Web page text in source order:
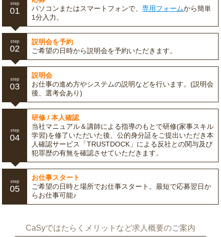
step
01
パソコンまたはスマートフォンで、専用フォームから簡単
1分入力。
step
02
説明会を予約
ご希望の日時から説明会を予約いただきます。
step
03
説明会
お仕事の進め方やシステムの説明などを行います。(説明会
後、選考会あり)
step
04
研修 / 本人確認
当社マニュアル＆講師による指導のもとで研修(家事スキル
学習)を修了いただいた後、公的身分証をご提出いただき本
人確認サービス「TRUSTDOCK」による反社との関与及び
犯罪歴の有無を確認させていただきます。
step
05
お仕事スタート
ご希望の日時と場所でお仕事スタート。最短で応募翌日か
らお仕事可能♪
CaSyではたらくメリットなど求人概要のご案内